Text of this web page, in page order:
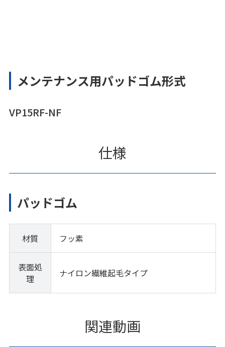
メンテナンス用パッドゴム形式
VP15RF-NF
仕様
パッドゴム
材質 フッ素
表面処
理
ナイロン繊維起毛タイプ
関連動画